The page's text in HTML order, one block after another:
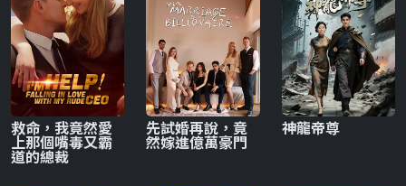
救命，我竟然愛
上那個嘴毒又霸
道的總裁
先試婚再說，竟
然嫁進億萬豪門
神龍帝尊